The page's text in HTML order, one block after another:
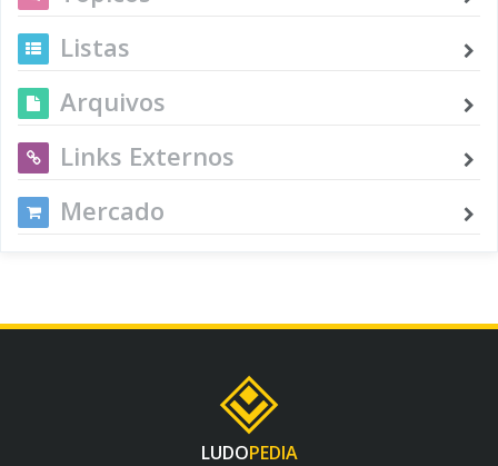
Listas
Arquivos
Links Externos
Mercado
LUDOPEDIA